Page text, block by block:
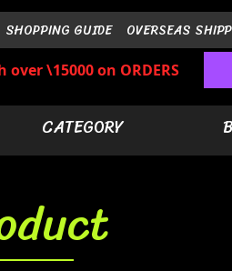
SHOPPING GUIDE OVERSEAS
over \15000 on ORDERS
CATEGORY